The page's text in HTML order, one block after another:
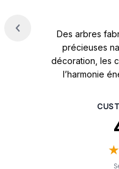
Des arbres
précieuses
décoration, les
l’harmonie
★
★